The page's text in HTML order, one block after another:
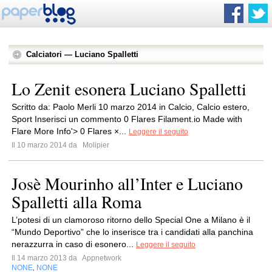
Calciatori — Luciano Spalletti
Lo Zenit esonera Luciano Spalletti
Scritto da: Paolo Merli 10 marzo 2014 in Calcio, Calcio estero,
Sport Inserisci un commento 0 Flares Filament.io Made with
Flare More Info'> 0 Flares ×...
Leggere il seguito
Il 10 marzo 2014 da
Molipier
Josè Mourinho all’Inter e Luciano
Spalletti alla Roma
L’potesi di un clamoroso ritorno dello Special One a Milano è il
“Mundo Deportivo” che lo inserisce tra i candidati alla panchina
nerazzurra in caso di esonero...
Leggere il seguito
Il 14 marzo 2013 da Appnetwork
NONE NONE